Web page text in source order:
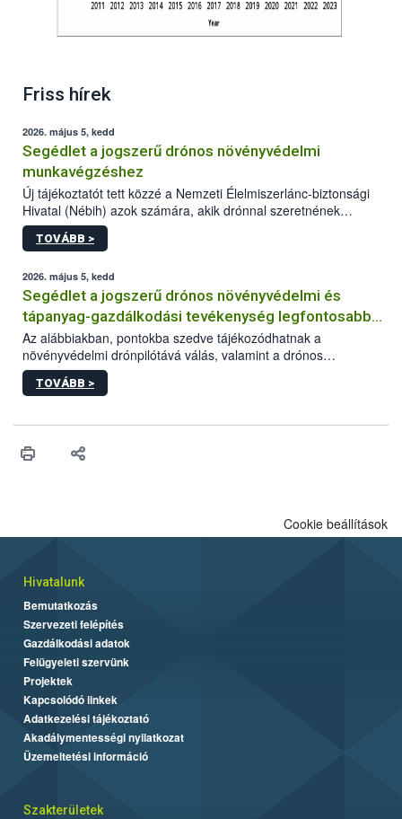
Friss hírek
2026. május 5, kedd
Segédlet a jogszerű drónos növényvédelmi
munkavégzéshez
Új tájékoztatót tett közzé a Nemzeti Élelmiszerlánc-biztonsági
Hivatal (Nébih) azok számára, akik drónnal szeretnének
növényvédelmi vagy tápanyag-gazdálkodási tevékenységet
végezni Magyarországon. Az összefoglaló részletesen
műszaki és hatósági feltételek.
TOVÁBB >
2026. május 5, kedd
Segédlet a jogszerű drónos növényvédelmi és
tápanyag-gazdálkodási tevékenység legfontosabb
feltételeiről
Az alábbiakban, pontokba szedve tájékozódhatnak a
növényvédelmi drónpilótává válás, valamint a drónos
növényvédelmi és tápanyag-gazdálkodási tevékenység
végzésének legfontosabb feltételeiről*.
TOVÁBB >
Cookie beállítások
Hivatalunk
Bemutatkozás
Szervezeti felépítés
Gazdálkodási adatok
Felügyeleti szervünk
Projektek
Kapcsolódó linkek
Adatkezelési tájékoztató
Akadálymentességi nyilatkozat
Üzemeltetési információ
Szakterületek